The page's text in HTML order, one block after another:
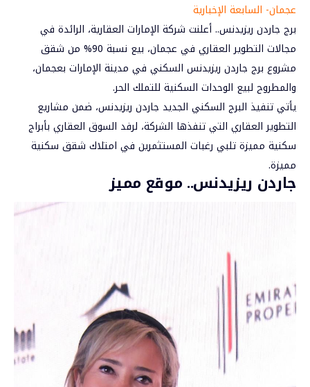
عجمان- السابعة الإخبارية
برج جاردن ريزيدنس.. أعلنت شركة الإمارات العقارية، الرائدة في
مجالات التطوير العقاري في عجمان، بيع نسبة 90% من شقق
مشروع برج جاردن ريزيدنس السكني في مدينة الإمارات بعجمان،
والمطروح لبيع الوحدات السكنية للتملك الحر.
يأتي تنفيذ البرج السكني الجديد جاردن ريزيدنس، ضمن مشاريع
التطوير العقاري التي تنفذها الشركة، لرفد السوق العقاري بأبراج
سكنية مميزة تلبي رغبات المستثمرين في امتلاك شقق سكنية
مميزة.
جاردن ريزيدنس.. موقع مميز